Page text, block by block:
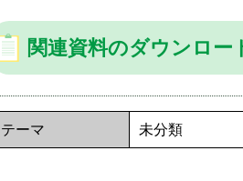
関連資料のダウンロー
テーマ 未分類